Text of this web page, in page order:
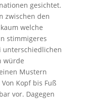
gesichtet.
zwischen den
welche
stimmigeres
unterschiedlichen
würde
Mustern
Kopf bis Fuß
vor. Dagegen